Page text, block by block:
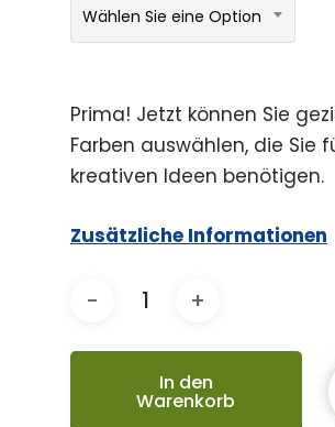
Wählen Sie eine Option
Prima! Jetzt können Sie
Farben auswählen, die Sie
kreativen Ideen benötigen.
Zusätzliche Informationen
In den
Warenkorb